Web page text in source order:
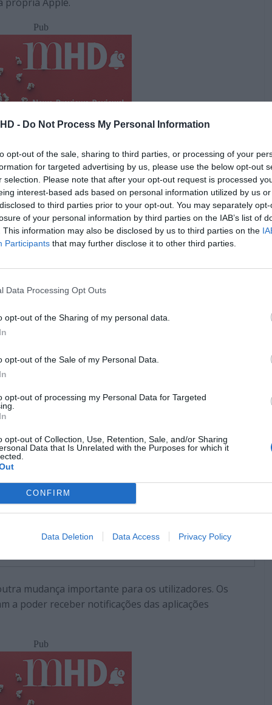
- Do Not Process My Personal Information
opt-out of the sale, sharing to third parties, or processing of your
for targeted advertising by us, please use the below opt-out
selection. Please note that after your opt-out request is processed
interest-based ads based on personal information utilized by us
to third parties prior to your opt-out. You may separately
of your personal information by third parties on the IAB’s list of
This information may also be disclosed by us to third parties on the
Participants that may further disclose it to other third parties.
Data Processing Opt Outs
opt-out of the Sharing of my personal data.
opt-out of the Sale of my Personal Data.
opt-out of processing my Personal Data for Targeted
opt-out of Collection, Use, Retention, Sale, and/or Sharing
Data that Is Unrelated with the Purposes for which it
CONFIRM
Data Deletion Data Access Privacy Policy
Pub
estafuncionalidadeestará disponível nos
tenham instalada a nova versão do sistema
assim mais rápido, intuitivo e semelhante ao que já
mais relevância no iPhone
mudança importante para os utilizadores. Os
a poder receber notificações das aplicações
Pub